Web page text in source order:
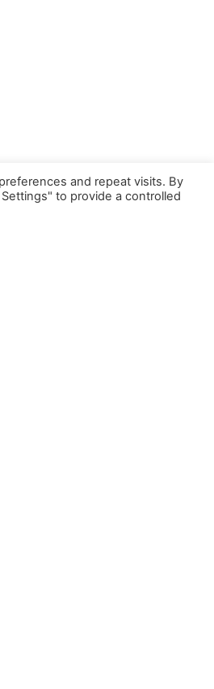
and repeat visits. By
to provide a controlled